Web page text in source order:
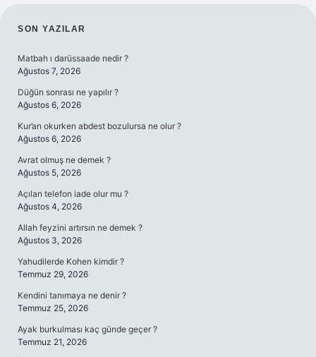
SIDEBAR
SON YAZILAR
Matbah ı darüssaade nedir ?
Ağustos 7, 2026
Düğün sonrası ne yapılır ?
Ağustos 6, 2026
Kur’an okurken abdest bozulursa ne olur ?
Ağustos 6, 2026
Avrat olmuş ne demek ?
Ağustos 5, 2026
Açılan telefon iade olur mu ?
Ağustos 4, 2026
Allah feyzini artırsın ne demek ?
Ağustos 3, 2026
Yahudilerde Kohen kimdir ?
Temmuz 29, 2026
Kendini tanımaya ne denir ?
Temmuz 25, 2026
Ayak burkulması kaç günde geçer ?
Temmuz 21, 2026